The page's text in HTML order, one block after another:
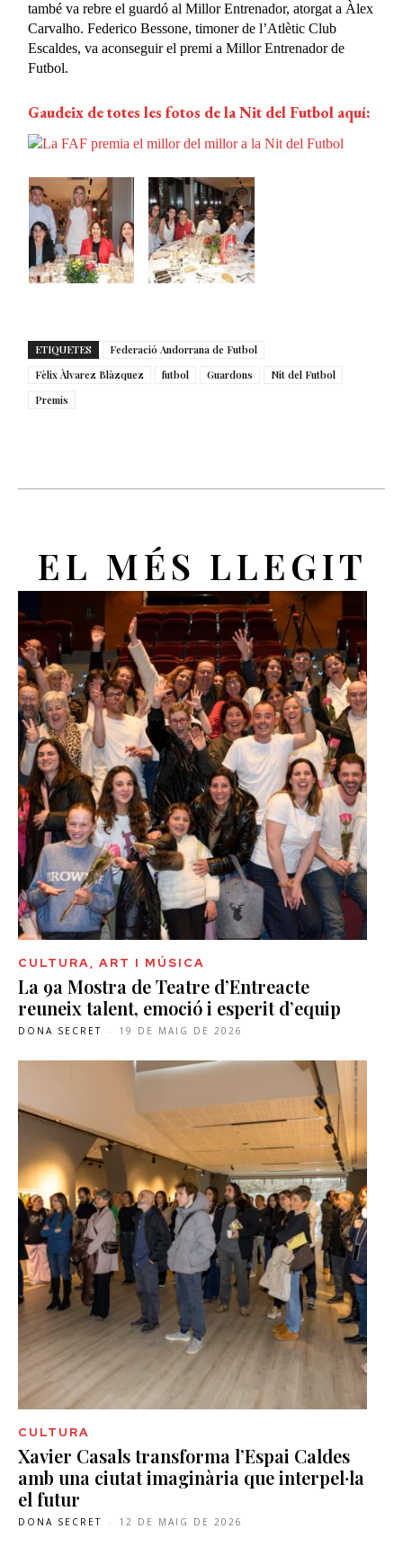
també va rebre el guardó al Millor Entrenador, atorgat a Àlex
Carvalho. Federico Bessone, timoner de l’Atlètic Club
Escaldes, va aconseguir el premi a Millor Entrenador de
Futbol.
Gaudeix de totes les fotos de la Nit del Futbol aquí:
ETIQUETES
Federació Andorrana de Futbol
Fèlix Àlvarez Blàzquez
futbol Guardons
Nit del Futbol
Premis
EL MÉS LLEGIT
CULTURA, ART I MÚSICA
La 9a Mostra de Teatre d’Entreacte
reuneix talent, emoció i esperit d’equip
DONA SECRET - 19 DE MAIG DE 2026
CULTURA
Xavier Casals transforma l’Espai Caldes
amb una ciutat imaginària que interpel·la
el futur
DONA SECRET - 12 DE MAIG DE 2026